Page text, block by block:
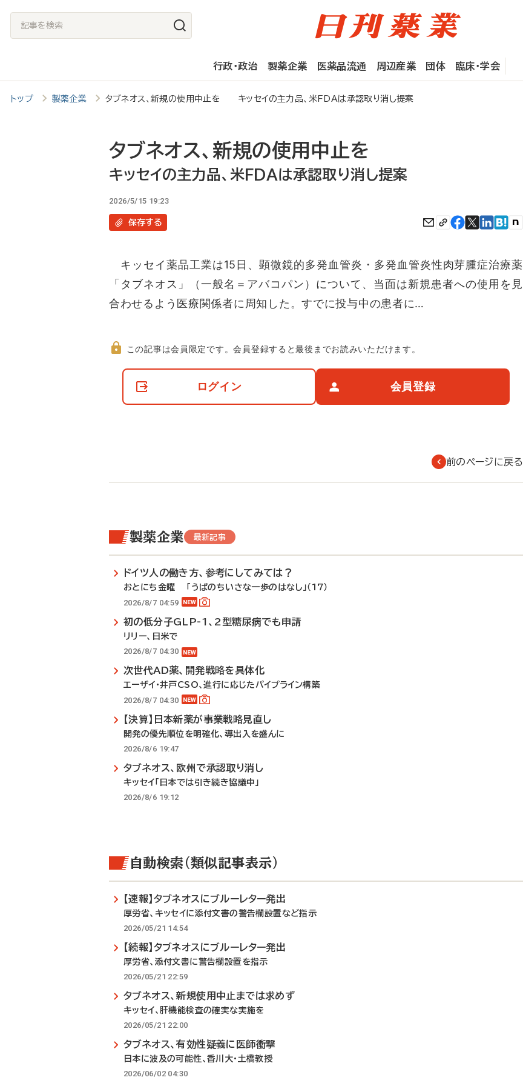
記
事
検
索
行政・政治 製薬企業 医薬品流通 周辺産業 団体 臨床・学会
トップ 製薬企業 タブネオス、新規の使用中止を キッセイの主力品、米FDAは承認取り消し提案
タブネオス、新規の使用中止を
キッセイの主力品、米FDAは承認取り消し提案
2026/5/15 19:23
保存する
キッセイ薬品工業は15日、顕微鏡的多発血管炎・多発血管炎性肉芽腫症治療薬
「タブネオス」（一般名＝アバコパン）について、当面は新規患者への使用を見
合わせるよう医療関係者に周知した。すでに投与中の患者に…
て
この記事は会員限定です。会員登録すると最後までお読みいただけます。
ログイン 会員登録
前のページに戻る
製薬企業 最新記事
ドイツ人の働き方、参考にしてみては？
おとにち金曜 「うぱのちいさな一歩のはなし」（17）
2026/8/7 04:59
初の低分子GLP-1、2型糖尿病でも申請
リリー、日米で
2026/8/7 04:30
次世代AD薬、開発戦略を具体化
エーザイ・井戸CSO、進行に応じたパイプライン構築
2026/8/7 04:30
【決算】日本新薬が事業戦略見直し
開発の優先順位を明確化、導出入を盛んに
2026/8/6 19:47
タブネオス、欧州で承認取り消し
キッセイ「日本では引き続き協議中」
2026/8/6 19:12
自動検索（類似記事表示）
【速報】タブネオスにブルーレター発出
厚労省、キッセイに添付文書の警告欄設置など指示
2026/05/21 14:54
【続報】タブネオスにブルーレター発出
厚労省、添付文書に警告欄設置を指示
2026/05/21 22:59
タブネオス、新規使用中止までは求めず
キッセイ、肝機能検査の確実な実施を
2026/05/21 22:00
タブネオス、有効性疑義に医師衝撃
日本に波及の可能性、香川大・土橋教授
2026/06/02 04:30